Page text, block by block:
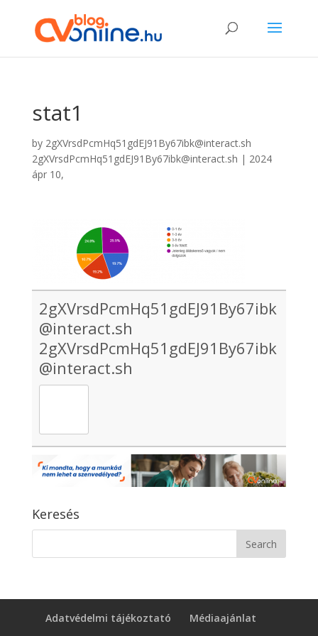
stat1
by 2gXVrsdPcmHq51gdEJ91By67ibk@interact.sh
2gXVrsdPcmHq51gdEJ91By67ibk@interact.sh | 2024
ápr 10,
2gXVrsdPcmHq51gdEJ91By67ibk
@interact.sh
2gXVrsdPcmHq51gdEJ91By67ibk
@interact.sh
Keresés
Adatvédelmi tájékoztató Médiaajánlat